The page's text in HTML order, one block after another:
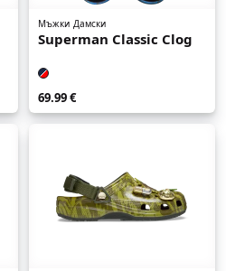
Мъжки Дамски
Superman Classic Clog
69.99 €